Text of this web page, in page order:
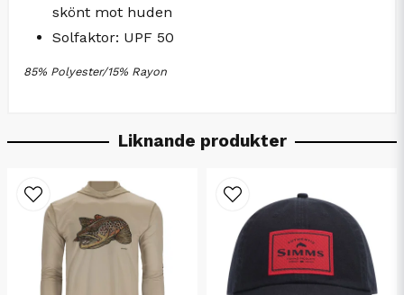
skönt mot huden
Solfaktor: UPF 50
85% Polyester/15% Rayon
Liknande produkter